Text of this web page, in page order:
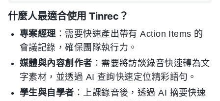
什麼人最適合使用 Tinrec？
專案經理：需要快速產出帶有 Action Items 的
會議記錄，確保團隊執行力。
媒體與內容創作者 ：需要將訪談錄音快速轉為文
字素材，並透過 AI 查詢快速定位精彩語句。
學生與自學者 ：上課錄音後，透過 AI 摘要快速